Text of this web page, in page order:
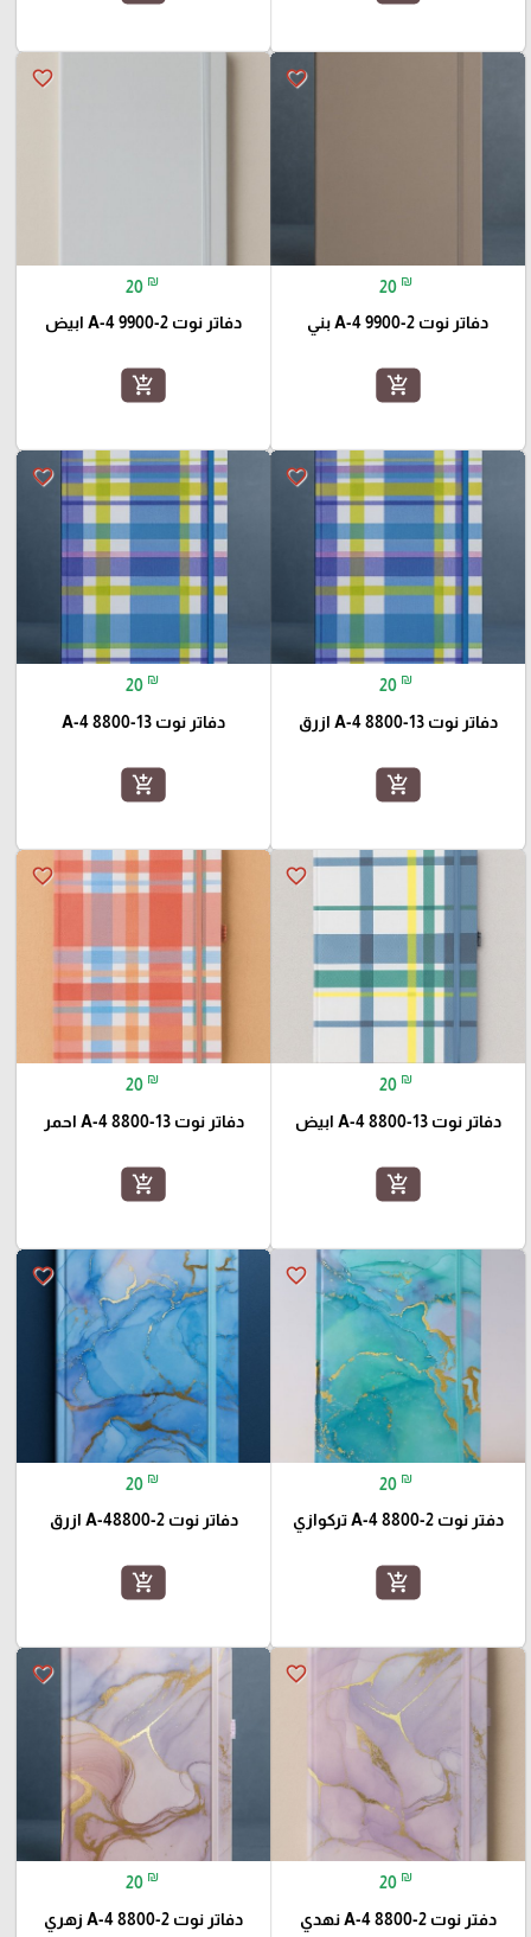
favorite_border
20 ₪
دفاتر نوت A-4 9900-2 بني
add_shopping_cart
favorite_border
20 ₪
دفاتر نوت A-4 9900-2 ابيض
add_shopping_cart
favorite_border
20 ₪
دفاتر نوت A-4 8800-13 ازرق
add_shopping_cart
favorite_border
20 ₪
دفاتر نوت A-4 8800-13
add_shopping_cart
favorite_border
20 ₪
دفاتر نوت A-4 8800-13 ابيض
add_shopping_cart
favorite_border
20 ₪
دفاتر نوت A-4 8800-13 احمر
add_shopping_cart
favorite_border
20 ₪
دفتر نوت A-4 8800-2 تركوازي
add_shopping_cart
favorite_border
20 ₪
دفاتر نوت A-48800-2 ازرق
add_shopping_cart
favorite_border
20 ₪
دفتر نوت A-4 8800-2 نهدي
favorite_border
20 ₪
دفاتر نوت A-4 8800-2 زهري